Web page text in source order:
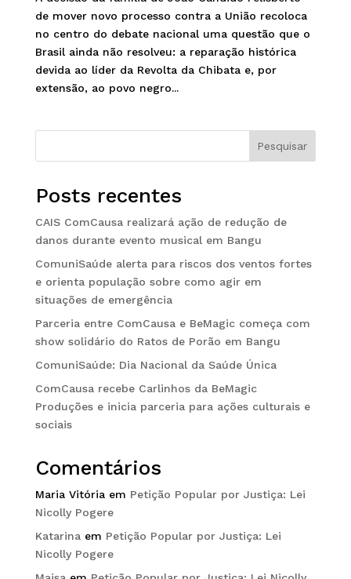
de mover novo processo contra a União recoloca
no centro do debate nacional uma questão que o
Brasil ainda não resolveu: a reparação histórica
devida ao líder da Revolta da Chibata e, por
extensão, ao povo negro...
Pesquisar
Posts recentes
CAIS ComCausa realizará ação de redução de
danos durante evento musical em Bangu
ComuniSaúde alerta para riscos dos ventos fortes
e orienta população sobre como agir em
situações de emergência
Parceria entre ComCausa e BeMagic começa com
show solidário do Ratos de Porão em Bangu
ComuniSaúde: Dia Nacional da Saúde Única
ComCausa recebe Carlinhos da BeMagic
Produções e inicia parceria para ações culturais e
sociais
Comentários
Maria Vitóriaem Petição Popular por Justiça: Lei
Nicolly Pogere
Katarinaem Petição Popular por Justiça: Lei
Nicolly Pogere